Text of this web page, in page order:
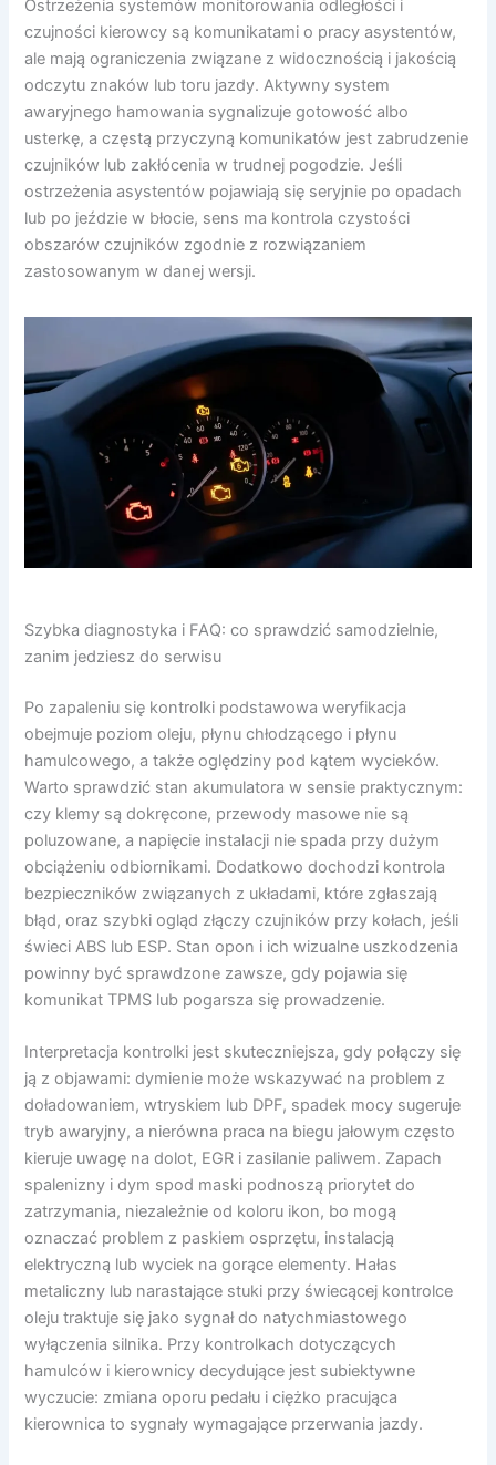
Ostrzeżenia systemów monitorowania odległości i
czujności kierowcy są komunikatami o pracy asystentów,
ale mają ograniczenia związane z widocznością i jakością
odczytu znaków lub toru jazdy. Aktywny system
awaryjnego hamowania sygnalizuje gotowość albo
usterkę, a częstą przyczyną komunikatów jest zabrudzenie
czujników lub zakłócenia w trudnej pogodzie. Jeśli
ostrzeżenia asystentów pojawiają się seryjnie po opadach
lub po jeździe w błocie, sens ma kontrola czystości
obszarów czujników zgodnie z rozwiązaniem
zastosowanym w danej wersji.
Szybka diagnostyka i FAQ: co sprawdzić samodzielnie,
zanim jedziesz do serwisu
Po zapaleniu się kontrolki podstawowa weryfikacja
obejmuje poziom oleju, płynu chłodzącego i płynu
hamulcowego, a także oględziny pod kątem wycieków.
Warto sprawdzić stan akumulatora w sensie praktycznym:
czy klemy są dokręcone, przewody masowe nie są
poluzowane, a napięcie instalacji nie spada przy dużym
obciążeniu odbiornikami. Dodatkowo dochodzi kontrola
bezpieczników związanych z układami, które zgłaszają
błąd, oraz szybki ogląd złączy czujników przy kołach, jeśli
świeci ABS lub ESP. Stan opon i ich wizualne uszkodzenia
powinny być sprawdzone zawsze, gdy pojawia się
komunikat TPMS lub pogarsza się prowadzenie.
Interpretacja kontrolki jest skuteczniejsza, gdy połączy się
ją z objawami: dymienie może wskazywać na problem z
doładowaniem, wtryskiem lub DPF, spadek mocy sugeruje
tryb awaryjny, a nierówna praca na biegu jałowym często
kieruje uwagę na dolot, EGR i zasilanie paliwem. Zapach
spalenizny i dym spod maski podnoszą priorytet do
zatrzymania, niezależnie od koloru ikon, bo mogą
oznaczać problem z paskiem osprzętu, instalacją
elektryczną lub wyciek na gorące elementy. Hałas
metaliczny lub narastające stuki przy świecącej kontrolce
oleju traktuje się jako sygnał do natychmiastowego
wyłączenia silnika. Przy kontrolkach dotyczących
hamulców i kierownicy decydujące jest subiektywne
wyczucie: zmiana oporu pedału i ciężko pracująca
kierownica to sygnały wymagające przerwania jazdy.